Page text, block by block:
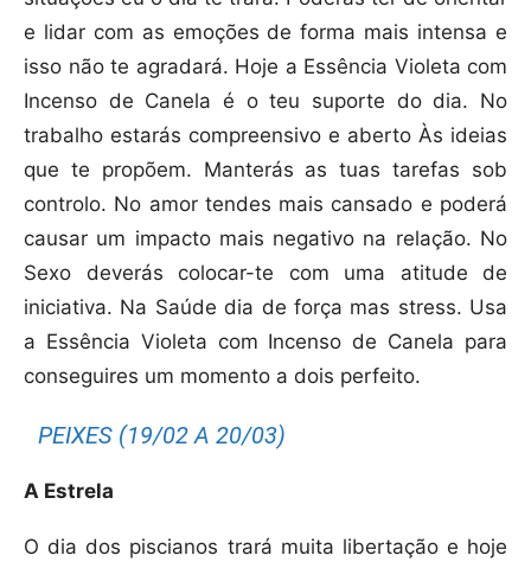
e lidar com as emoções de forma mais intensa e
isso não te agradará. Hoje a Essência Violeta com
Incenso de Canela é o teu suporte do dia. No
trabalho estarás compreensivo e aberto Às ideias
que te propõem. Manterás as tuas tarefas sob
controlo. No amor tendes mais cansado e poderá
causar um impacto mais negativo na relação. No
Sexo deverás colocar-te com uma atitude de
iniciativa. Na Saúde dia de força mas stress. Usa
a Essência Violeta com Incenso de Canela para
conseguires um momento a dois perfeito.
PEIXES (19/02 A 20/03)
A Estrela
O dia dos piscianos trará muita libertação e hoje